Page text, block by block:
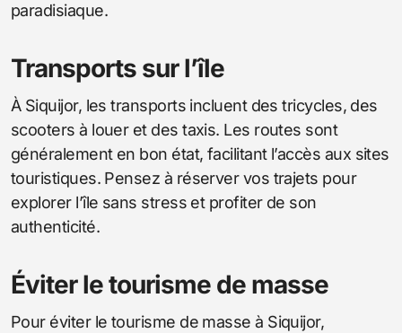
paradisiaque.
Transports sur l’île
À Siquijor, les transports incluent des tricycles, des
scooters à louer et des taxis. Les routes sont
généralement en bon état, facilitant l’accès aux sites
touristiques. Pensez à réserver vos trajets pour
explorer l’île sans stress et profiter de son
authenticité.
Éviter le tourisme de masse
Pour éviter le tourisme de masse à Siquijor,